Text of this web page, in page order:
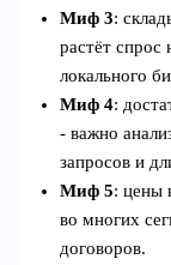
Миф 3:
растёт спрос
локального
Миф 4:
- важно
запросов и
Миф 5: цены
во многих
договоров.